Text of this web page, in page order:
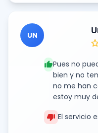
UN
thumb_upPues no
bien y no
no me han
estoy muy
thumb_down El servicio